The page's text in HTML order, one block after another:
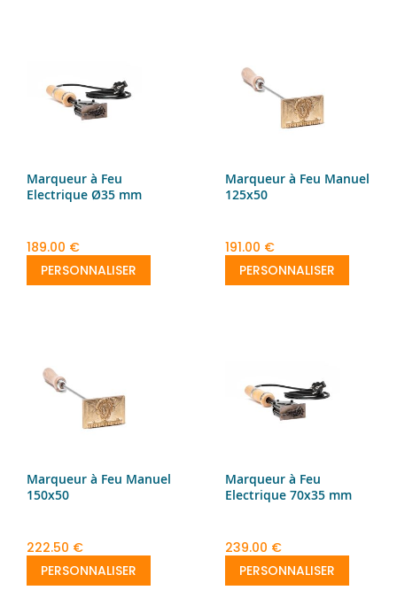
Marqueur à Feu
Electrique Ø35 mm
189.00 €
PERSONNALISER
Marqueur à Feu Manuel
125x50
191.00 €
PERSONNALISER
Marqueur à Feu Manuel
150x50
222.50 €
PERSONNALISER
Marqueur à Feu
Electrique 70x35 mm
239.00 €
PERSONNALISER